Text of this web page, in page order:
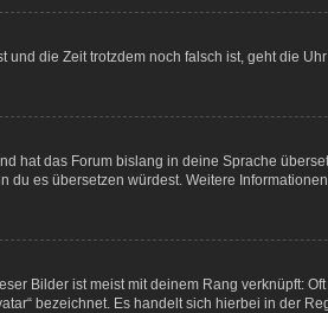
die Zeit trotzdem noch falsch ist, geht die
hat das Forum bislang in deine Sprache
es übersetzen würdest. Weitere
Bilder ist meist mit deinem Rang verknüpft:
bezeichnet. Es handelt sich hierbei in der